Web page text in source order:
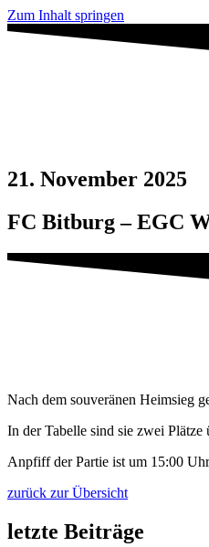
Zum Inhalt springen
21. November 2025
FC Bitburg – EGC
Nach dem souveränen Heimsieg
In der Tabelle sind sie zwei Plätze
Anpfiff der Partie ist um 15:00
zurück zur Übersicht
letzte Beiträge